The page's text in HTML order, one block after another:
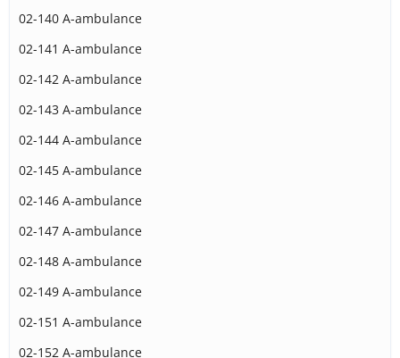
02-140 A-ambulance
02-141 A-ambulance
02-142 A-ambulance
02-143 A-ambulance
02-144 A-ambulance
02-145 A-ambulance
02-146 A-ambulance
02-147 A-ambulance
02-148 A-ambulance
02-149 A-ambulance
02-151 A-ambulance
02-152 A-ambulance